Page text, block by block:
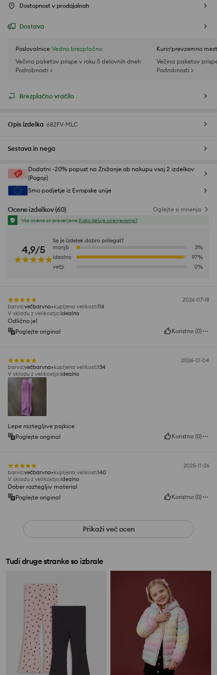
Dostopnost v prodajalnah
Dostava
Poslovalnice Vedno brezplačno
Večina paketov prispe v roku 5 delovnih dneh
Podrobnosti >
Kurir/prevzemno
Večina paketov
Podrobnosti >
Brezplačno vračilo
Opis izdelka 682FV-MLC
Sestava in nega
Dodatni -20% popust na Znižanje ob nakupu vsaj 2 izdelkov
(Pogoji)
Smo podjetje iz Evropske unije
Ocene izdelkov(60) Oglejte si mnenja
Vse ocene so preverjene.Kako deluje ocenjevanje?
4,9/5
Se je izdelek dobro prilegal?
manjši
3%
idealno
97%
večji
0%
2026-07-18
barva:večbarvna kupljena velikost:116
V skladu z velikostjo:idealno
Odlično je!
Poglejte original
Koristno (0)
2026-01-04
barva:večbarvna kupljena velikost:134
V skladu z velikostjo:idealno
Lepe raztegljive pajkice
Poglejte original
Koristno (0)
2025-11-26
barva:večbarvna kupljena velikost:140
V skladu z velikostjo:idealno
Dober raztegljiv material
Poglejte original
Koristno (0)
Prikaži več ocen
Tudi druge stranke so izbrale